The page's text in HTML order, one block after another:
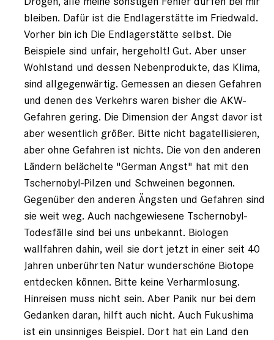
bleiben. Dafür ist die Endlagerstätte im Friedwald.
Vorher bin ich Die Endlagerstätte selbst. Die
Beispiele sind unfair, hergeholt! Gut. Aber unser
Wohlstand und dessen Nebenprodukte, das Klima,
sind allgegenwärtig. Gemessen an diesen Gefahren
und denen des Verkehrs waren bisher die AKW-
Gefahren gering. Die Dimension der Angst davor ist
aber wesentlich größer. Bitte nicht bagatellisieren,
aber ohne Gefahren ist nichts. Die von den anderen
Ländern belächelte "German Angst" hat mit den
Tschernobyl-Pilzen und Schweinen begonnen.
Gegenüber den anderen Ängsten und Gefahren sind
sie weit weg. Auch nachgewiesene Tschernobyl-
Todesfälle sind bei uns unbekannt. Biologen
wallfahren dahin, weil sie dort jetzt in einer seit 40
Jahren unberührten Natur wunderschöne Biotope
entdecken können. Bitte keine Verharmlosung.
Hinreisen muss nicht sein. Aber Panik nur bei dem
Gedanken daran, hilft auch nicht. Auch Fukushima
ist ein unsinniges Beispiel. Dort hat ein Land den